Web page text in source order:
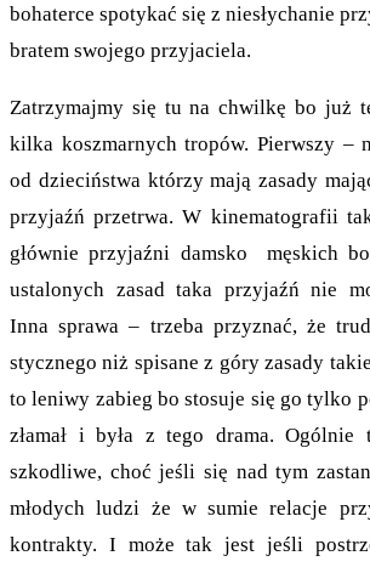
bohaterce spotykać się z niesłychanie
bratem swojego przyjaciela.
Zatrzymajmy się tu na chwilkę bo już
kilka koszmarnych tropów. Pierwszy –
od dzieciństwa którzy mają zasady
przyjaźń przetrwa. W kinematografii
głównie przyjaźni damsko męskich
ustalonych zasad taka przyjaźń nie
Inna sprawa – trzeba przyznać, że
stycznego niż spisane z góry zasady
to leniwy zabieg bo stosuje się go tylko
złamał i była z tego drama.
szkodliwe, choć jeśli się nad tym
młodych ludzi że w sumie relacje
kontrakty. I może tak jest jeśli